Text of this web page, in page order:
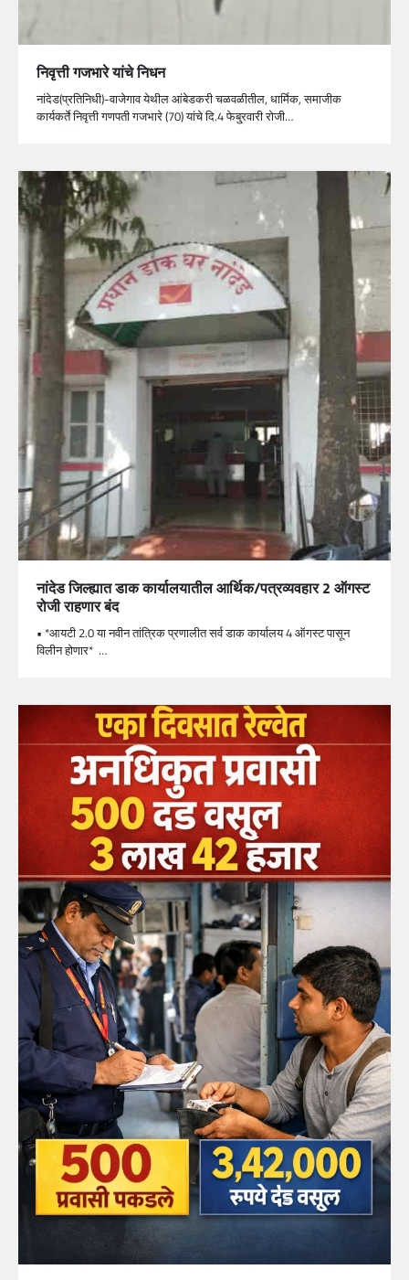
निवृत्ती गजभारे यांचे निधन
नांदेड(प्रतिनिधी)-वाजेगाव येथील आंबेडकरी चळवळीतील, धार्मिक, समाजीक
कार्यकर्ते निवृत्ती गणपती गजभारे (70) यांचे दि.4 फेबु्रवारी रोजी…
नांदेड जिल्ह्यात डाक कार्यालयातील आर्थिक/पत्रव्यवहार 2 ऑगस्ट
रोजी राहणार बंद
• *आयटी 2.0 या नवीन तांत्रिक प्रणालीत सर्व डाक कार्यालय 4 ऑगस्ट पासून
विलीन होणार* …